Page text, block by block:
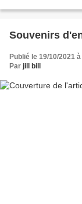
Souvenirs
Publié le 19/10/2021
Par jill bill